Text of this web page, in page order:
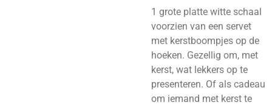
1 grote platte witte schaal
voorzien van een servet
met kerstboompjes op de
hoeken. Gezellig om, met
kerst, wat lekkers op te
presenteren. Of als cadeau
om iemand met kerst te